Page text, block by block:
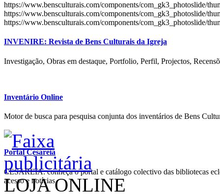
https://www.bensculturais.com/components/com_gk3_photoslide/
https://www.bensculturais.com/components/com_gk3_photoslide/
https://www.bensculturais.com/components/com_gk3_photoslide/
INVENIRE: Revista de Bens Culturais da Igreja
Investigação, Obras em destaque, Portfolio, Perfil, Projectos,
Inventário Online
Motor de busca para pesquisa conjunta dos inventários de Bens
Portal Cesareia
CESAREIA: conheça o portal e catálogo colectivo das bibliotecas
acesso e notícias
LOJA ONLINE